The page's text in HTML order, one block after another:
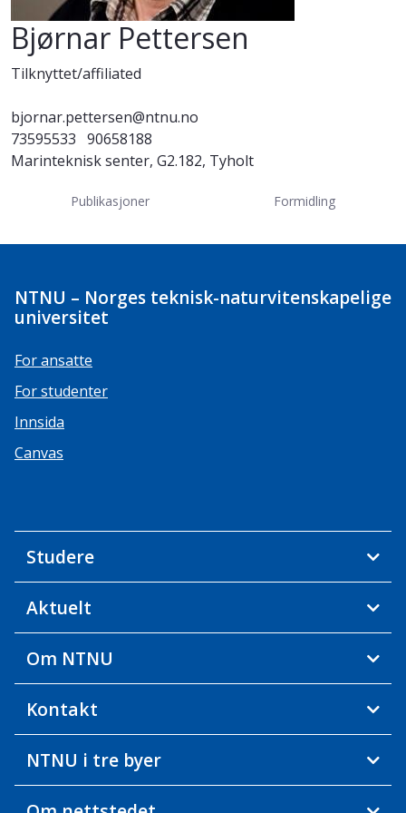
Bjørnar Pettersen
Tilknyttet/affiliated
bjornar.pettersen@ntnu.no
73595533 90658188
Marinteknisk senter, G2.182, Tyholt
Publikasjoner Formidling
NTNU – Norges teknisk-naturvitenskapelige
universitet
For ansatte
For studenter
Innsida
Canvas
Studere
Aktuelt
Om NTNU
Kontakt
NTNU i tre byer